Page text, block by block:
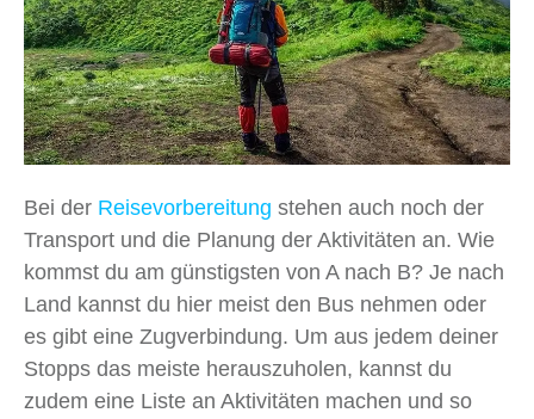
Bei der Reisevorbereitung stehen auch noch der
Transport und die Planung der Aktivitäten an. Wie
kommst du am günstigsten von A nach B? Je nach
Land kannst du hier meist den Bus nehmen oder
es gibt eine Zugverbindung. Um aus jedem deiner
Stopps das meiste herauszuholen, kannst du
zudem eine Liste an Aktivitäten machen und so